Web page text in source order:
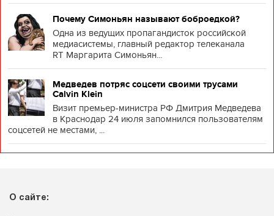
Почему Симоньян называют боброедкой?
Одна из ведущих пропагандисток российской
медиасистемы, главный редактор телеканала
RT Маргарита Симоньян...
Медведев потряс соцсети своими трусами
Calvin Klein
Визит премьер-министра РФ Дмитрия Медведева
в Краснодар 24 июля запомнился пользователям
соцсетей не местами, ...
О сайте: